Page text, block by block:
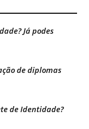
Já podes
de diplomas
de Identidade?